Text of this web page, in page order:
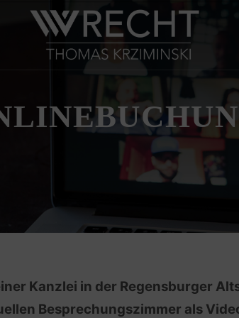
Kanzlei in der Regensburger
Besprechungszimmer als